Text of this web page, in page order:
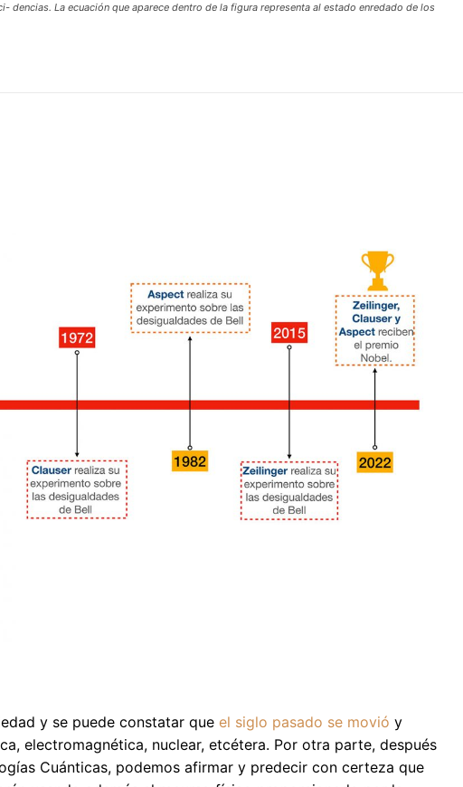
La ecuación que aparece dentro de la figura representa al estado enredado de los
y se puede constatar que el siglo pasado se movió y
electromagnética, nuclear, etcétera. Por otra parte, después
Cuánticas, podemos afirmar y predecir con certeza que